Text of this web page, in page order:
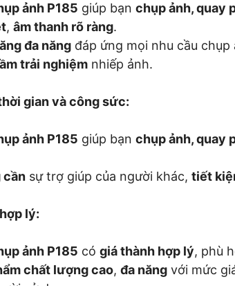
ảnh P185 giúp bạn chụp ảnh, quay
, âm thanh rõ ràng.
đa năng đáp ứng mọi nhu cầu
trải nghiệm nhiếp ảnh.
gian và công sức:
ảnh P185 giúp bạn chụp ảnh, quay
cần sự trợ giúp của người khác, tiết
lý:
ảnh P185 có giá thành hợp lý, phù
chất lượng cao, đa năng với mức